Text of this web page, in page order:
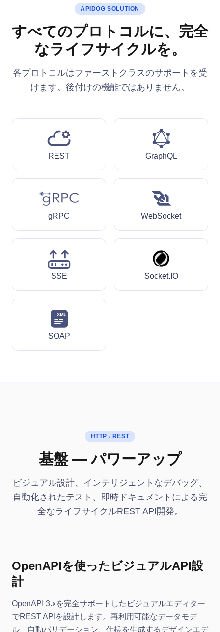
APIDOG SOLUTION
すべてのプロトコルに、完全
なライフサイクルを。
各プロトコルはファーストクラスのサポートを受
けます。後付けの機能ではありません。
REST GraphQL
gRPC WebSocket
SSE Socket.IO
SOAP
HTTP / REST
基盤 — パワーアップ
ビジュアル設計、インテリジェントなデバッグ、
自動化されたテスト、即時ドキュメントによる完
全なライフサイクルREST API開発。
OpenAPIを使ったビジュアルAPI設
計
OpenAPI 3.xを完全サポートしたビジュアルエディター
でREST APIを設計します。再利用可能なデータモデ
ル、自動バリデーション、仕様を生成するデザインエデ